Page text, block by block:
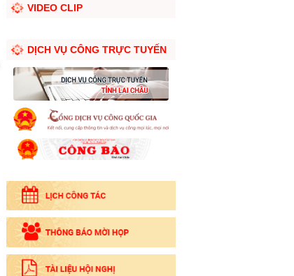
VIDEO CLIP
DỊCH VỤ CÔNG TRỰC TUYẾN